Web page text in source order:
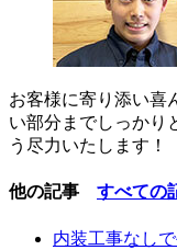
お客様に寄り添い喜
い部分までしっかり
う尽力いたします！
他の記事 すべての
内装工事なし